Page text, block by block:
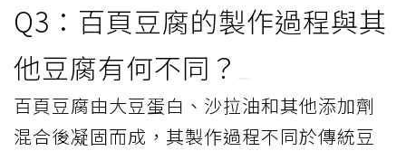
Q3：百頁豆腐的製作過程與其
他豆腐有何不同？
百頁豆腐由大豆蛋白、沙拉油和其他添加劑
混合後凝固而成，其製作過程不同於傳統豆